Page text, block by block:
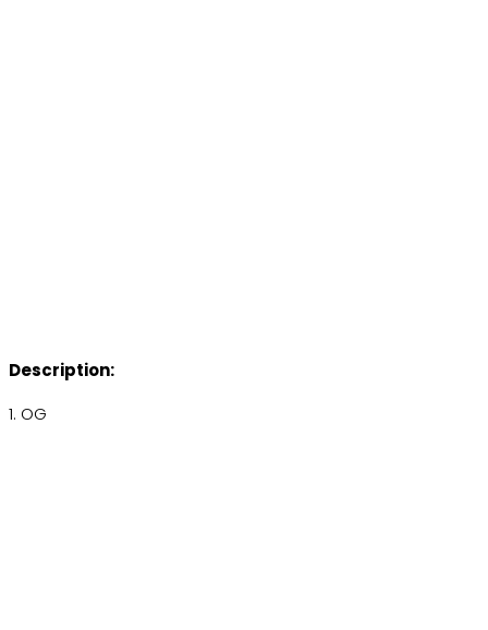
Description:
1. OG